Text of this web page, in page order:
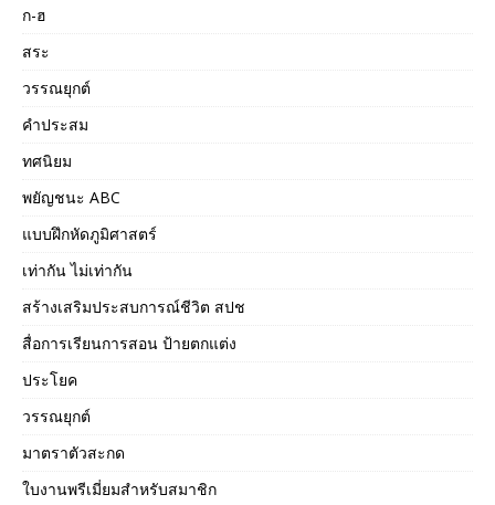
ก-ฮ
สระ
วรรณยุกต์
คำประสม
ทศนิยม
พยัญชนะ ABC
แบบฝึกหัดภูมิศาสตร์
เท่ากัน ไม่เท่ากัน
สร้างเสริมประสบการณ์ชีวิต สปช
สื่อการเรียนการสอน ป้ายตกแต่ง
ประโยค
วรรณยุกต์
มาตราตัวสะกด
ใบงานพรีเมี่ยมสำหรับสมาชิก